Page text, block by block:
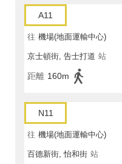
A11
往 機場(地面運輸中心)
京士頓街, 告士打道 站
距離 160m
N11
往 機場(地面運輸中心)
百德新街, 怡和街 站